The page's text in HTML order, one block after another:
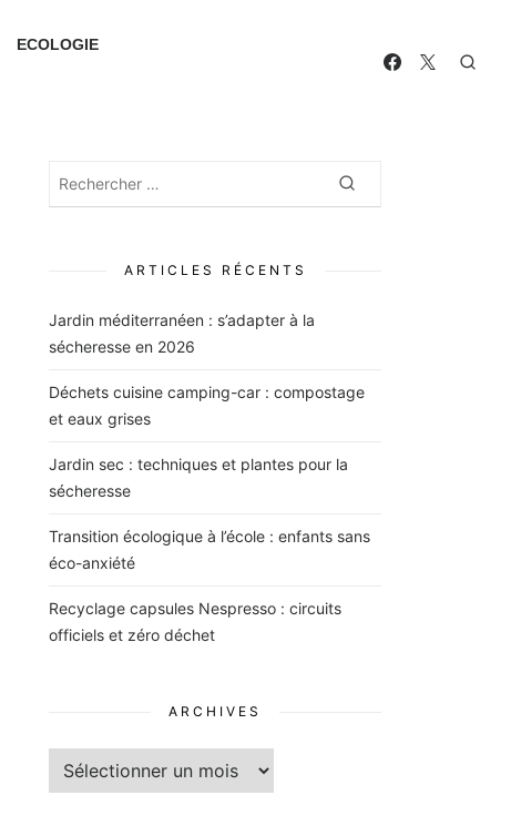
ECOLOGIE
Rechercher
ARTICLES RÉCENTS
Jardin méditerranéen : s’adapter à la
sécheresse en 2026
Déchets cuisine camping-car : compostage
et eaux grises
Jardin sec : techniques et plantes pour la
sécheresse
Transition écologique à l’école : enfants sans
éco-anxiété
Recyclage capsules Nespresso : circuits
officiels et zéro déchet
ARCHIVES
Archives